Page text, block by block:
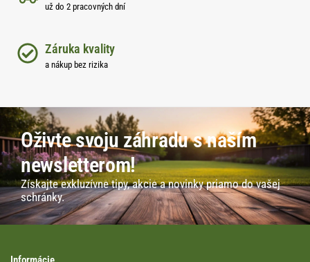
už do 2 pracovných dní
Záruka kvality
a nákup bez rizika
Oživte svoju záhradu s naším
newsletterom!
Získajte exkluzívne tipy, akcie a novinky priamo do vašej
schránky.